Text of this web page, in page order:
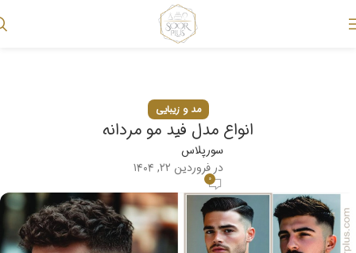
مد و زیبایی
انواع مدل فید مو مردانه
سورپلاس
در فروردین ۲۲, ۱۴۰۴
۰